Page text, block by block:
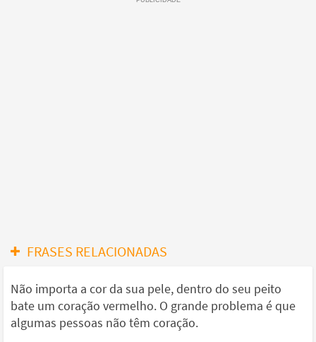
FRASES RELACIONADAS
Não importa a cor da sua pele, dentro do seu peito
bate um coração vermelho. O grande problema é que
algumas pessoas não têm coração.